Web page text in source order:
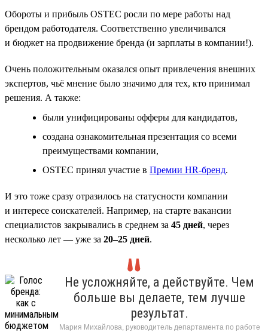
Обороты и прибыль OSTEC росли по мере работы над
брендом работодателя. Соответственно увеличивался
и бюджет на продвижение бренда (и зарплаты в компании!).
Очень положительным оказался опыт привлечения внешних
экспертов, чьё мнение было значимо для тех, кто принимал
решения. А также:
были унифицированы офферы для кандидатов,
создана ознакомительная презентация со всеми
преимуществами компании,
OSTEC принял участие в Премии HR‑бренд.
И это тоже сразу отразилось на статусности компании
и интересе соискателей. Например, на старте вакансии
специалистов закрывались в среднем за 45 дней, через
несколько лет — уже за 20–25 дней.
Не усложняйте, а действуйте. Чем
больше вы делаете, тем лучше
результат.
Мария Михайлова, руководитель департамента по работе